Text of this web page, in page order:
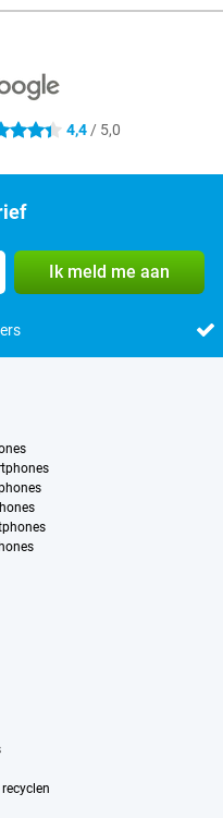
4,4 / 5,0
Ik meld me aan